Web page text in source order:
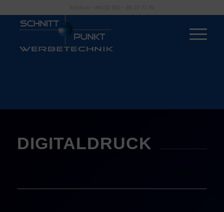
DIGITALDRUCK